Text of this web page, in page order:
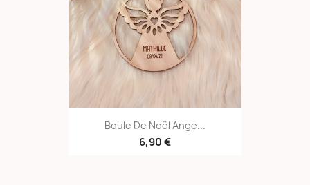
Boule De Noël Ange...
6,90 €